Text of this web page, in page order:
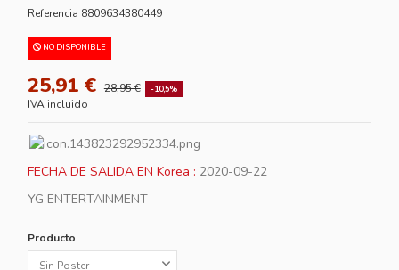
Referencia 8809634380449
NO DISPONIBLE
25,91 € 28,95 € -10,5%
IVA incluido
FECHA DE SALIDA EN Korea : 2020-09-22
YG ENTERTAINMENT
Producto